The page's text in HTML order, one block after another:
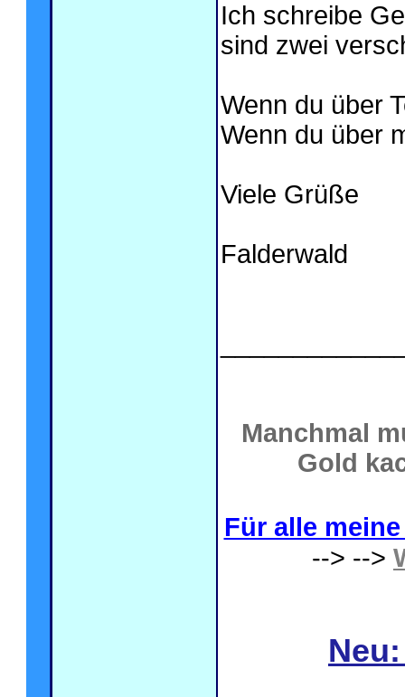
Ich schreibe
sind zwei
Wenn du über
Wenn du über
Viele Grüße
Falderwald
Manchmal
Gold
Für alle
--> -->